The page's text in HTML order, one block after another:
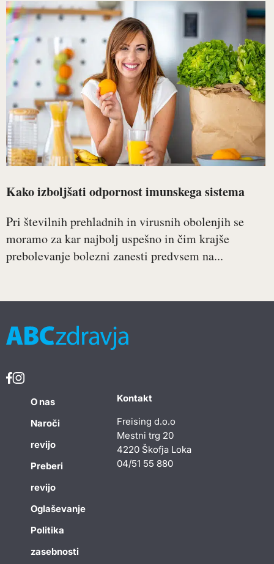
Kako izboljšati odpornost imunskega sistema
Pri številnih prehladnih in virusnih obolenjih se
moramo za kar najbolj uspešno in čim krajše
prebolevanje bolezni zanesti predvsem na...
O nas
Naroči
revijo
Preberi
revijo
Oglaševanje
Politika
zasebnosti
Kontakt
Freising d.o.o
Mestni trg 20
4220 Škofja Loka
04/51 55 880